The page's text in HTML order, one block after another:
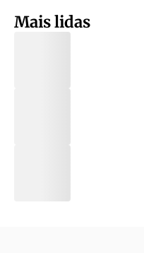
Mais lidas